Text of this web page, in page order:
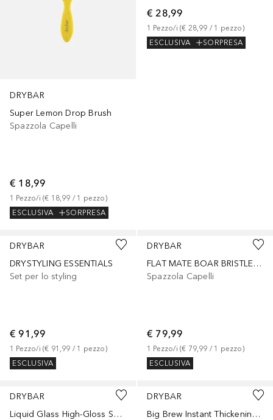
DRYBAR
Super Lemon Drop Brush
Spazzola Capelli
€ 18,99
1 Pezzo/i (€ 18,99 / 1 pezzo)
ESCLUSIVA
SORPRESA
€ 28,99
1 Pezzo/i (€ 28,99 / 1 pezzo)
ESCLUSIVA
SORPRESA
DRYBAR
DRYSTYLING ESSENTIALS
Set per lo styling
€ 91,99
1 Pezzo/i (€ 91,99 / 1 pezzo)
ESCLUSIVA
DRYBAR
FLAT MATE BOAR BRISTLE BRUSH
Spazzola Capelli
€ 79,99
1 Pezzo/i (€ 79,99 / 1 pezzo)
ESCLUSIVA
DRYBAR
Liquid Glass High-Gloss Smoothing Blowout Cream
DRYBAR
Big Brew Instant Thickening Styling Treatment